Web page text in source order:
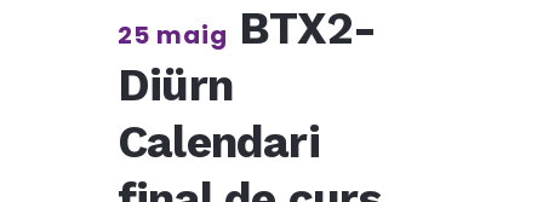
25 maig BTX2-
Diürn
Calendari